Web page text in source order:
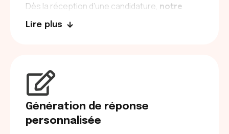
Dès la réception d’une candidature, notre
solution IA extrait les données importantes
Résultat, vos recruteurs ne consultent que les
profils qualifiés et leur accordent plus de
temps.
Lire plus
Génération de réponse
personnalisée